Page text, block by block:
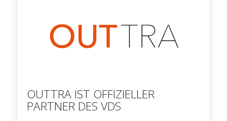
OUTTRA IST OFFIZIELLER
PARTNER DES VDS